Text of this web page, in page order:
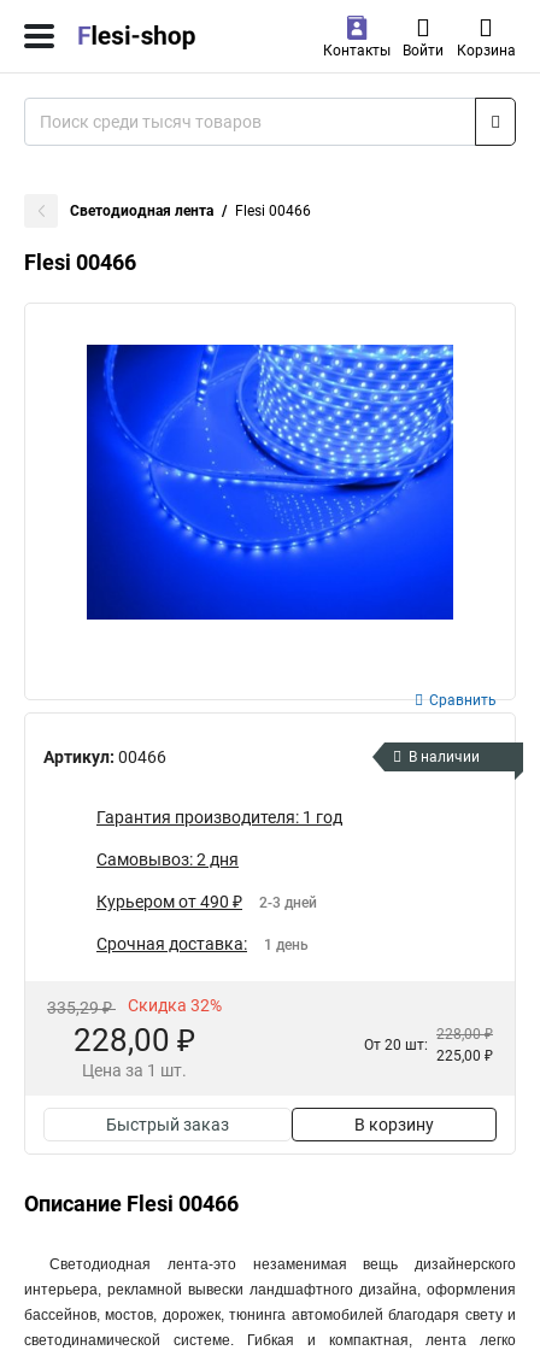
Контакты Войти Корзина
Светодиодная лента Flesi 00466
Flesi 00466
Артикул: 00466
Сравнить
В наличии
Гарантия производителя: 1 год
Самовывоз: 2 дня
Курьером от 490 ₽ 2-3 дней
Срочная доставка: 1 день
335,29 ₽ Скидка 32%
228,00 ₽
Цена за 1 шт.
От 20 шт:
228,00 ₽
225,00 ₽
Быстрый заказ В корзину
Описание Flesi 00466
Светодиодная лента-это незаменимая вещь дизайнерского
интерьера, рекламной вывески ландшафтного дизайна, оформления
бассейнов, мостов, дорожек, тюнинга автомобилей благодаря свету и
светодинамической системе. Гибкая и компактная, лента легко